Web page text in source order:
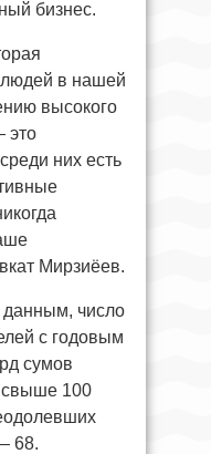
бизнес.
людей в нашей
высокого
это
них есть
Мирзиёев.
число
с годовым
сумов
свыше 100
68.